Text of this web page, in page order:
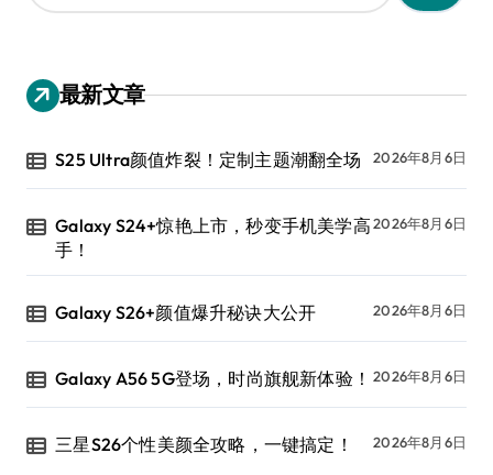
：
最新文章
S25 Ultra颜值炸裂！定制主题潮翻全场 2026年8月6日
Galaxy S24+惊艳上市，秒变手机美学高
手！
2026年8月6日
Galaxy S26+颜值爆升秘诀大公开 2026年8月6日
Galaxy A56 5G登场，时尚旗舰新体验！ 2026年8月6日
三星S26个性美颜全攻略，一键搞定！ 2026年8月6日